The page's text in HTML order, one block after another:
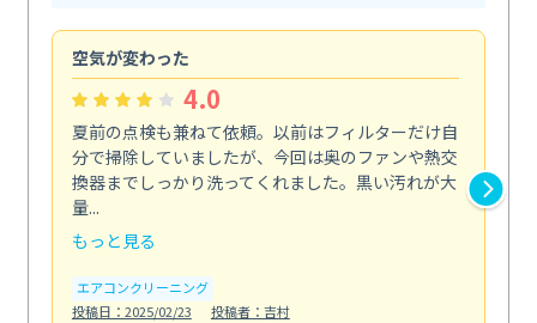
空気が変わった
4.0
夏前の点検も兼ねて依頼。以前はフィルターだけ自
分で掃除していましたが、今回は奥のファンや熱交
換器までしっかり洗ってくれました。黒い汚れが大
量...
もっと見る
エアコンクリーニング
投稿日：2025/02/23
投稿者：吉村